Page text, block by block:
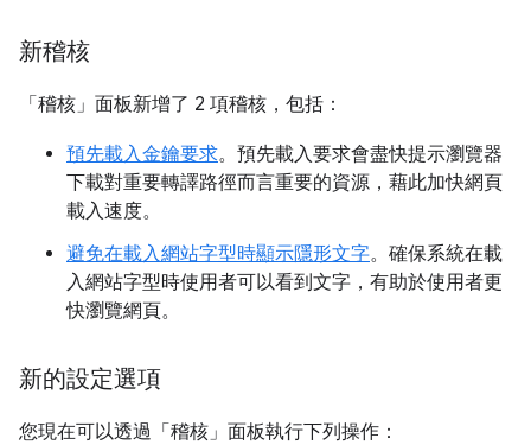
新稽核
「稽核」 面板新增了 2 項稽核，包括：
預先載入金鑰要求。預先載入要求會盡快提示瀏覽器
下載對重要轉譯路徑而言重要的資源，藉此加快網頁
載入速度。
避免在載入網站字型時顯示隱形文字。確保系統在載
入網站字型時使用者可以看到文字，有助於使用者更
快瀏覽網頁。
新的設定選項
您現在可以透過「稽核」 面板執行下列操作：